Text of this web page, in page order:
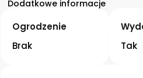
Dodatkowe informacje
Ogrodzenie
Brak
Tak